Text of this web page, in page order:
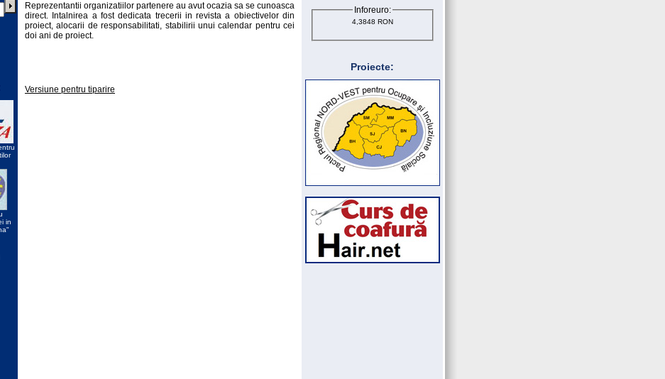
in
Reprezentantii organizatiilor partenere au avut ocazia sa se cunoasca
direct. Intalnirea a fost dedicata trecerii in revista a obiectivelor din
proiect, alocarii de responsabilitati, stabilirii unui calendar pentru cei
doi ani de proiect.
Versiune pentru tiparire
Inforeuro:
4,3848 RON
Proiecte: